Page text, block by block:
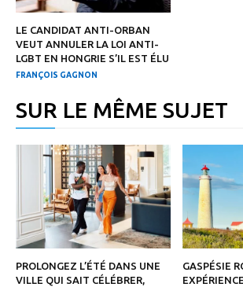
LE CANDIDAT ANTI-ORBAN
VEUT ANNULER LA LOI ANTI-
LGBT EN HONGRIE S’IL EST ÉLU
FRANÇOIS GAGNON
SUR LE MÊME SUJET
PROLONGEZ L’ÉTÉ DANS UNE
VILLE QUI SAIT CÉLÉBRER,
GASPÉSIE